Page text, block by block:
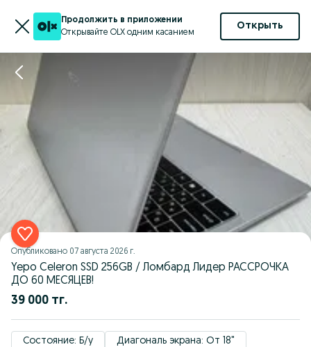
Продолжить в приложении
Открывайте OLX одним касанием
Открыть
Опубликовано 07 августа 2026 г.
Yepo Celeron SSD 256GB / Ломбард Лидер РАССРОЧКА
ДО 60 МЕСЯЦЕВ!
39 000 тг.
Состояние: Б/у
Диагональ экрана: От 18"